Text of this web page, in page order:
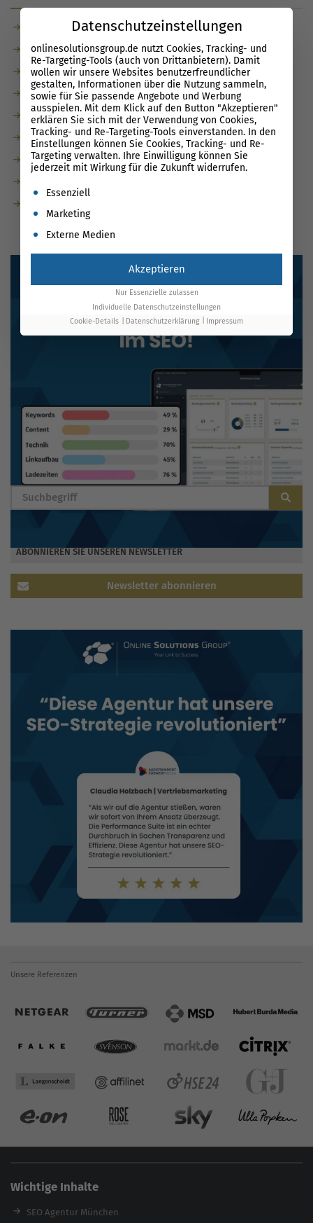
Cross-Site-Request-Forgery (CSRF)
Interfaces
Nudging
Absence of Anti-CSRF Tokens
Link Prefetching
Anti CSRF Token Scanner
Automotive User Interfaces
BLOG DURCHSUCHEN
ABONNIEREN SIE UNSEREN NEWSLETTER
Newsletter abonnieren
Unsere Referenzen
Wichtige Inhalte
SEO Agentur München
Datenschutzeinstellungen
onlinesolutionsgroup.de nutzt Cookies, Tracking- und
Re-Targeting-Tools (auch von Drittanbietern). Damit
wollen wir unsere Websites benutzerfreundlicher
gestalten, Informationen über die Nutzung sammeln,
sowie für Sie passende Angebote und Werbung
ausspielen. Mit dem Klick auf den Button "Akzeptieren"
erklären Sie sich mit der Verwendung von Cookies,
Tracking- und Re-Targeting-Tools einverstanden. In den
Einstellungen können Sie Cookies, Tracking- und Re-
Targeting verwalten. Ihre Einwilligung können Sie
jederzeit mit Wirkung für die Zukunft widerrufen.
Es folgt eine Liste der Service-Gruppen, für die eine
Essenziell
Marketing
Externe Medien
Akzeptieren
Nur Essenzielle zulassen
Individuelle Datenschutzeinstellungen
Cookie-Details
Datenschutzerklärung Impressum